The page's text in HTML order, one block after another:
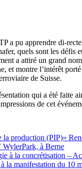
a pu apprendre di-
quels sont les défis
a attiré un grand
et montre l’intérêt
de Suisse.
qui a été faite
de cet
la production (PIP)»
à Berne
à la concrétisation –
la manifestation du 10